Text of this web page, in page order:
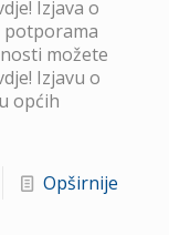
Izjava o
možete
Izjavu o
općih
Opširnije